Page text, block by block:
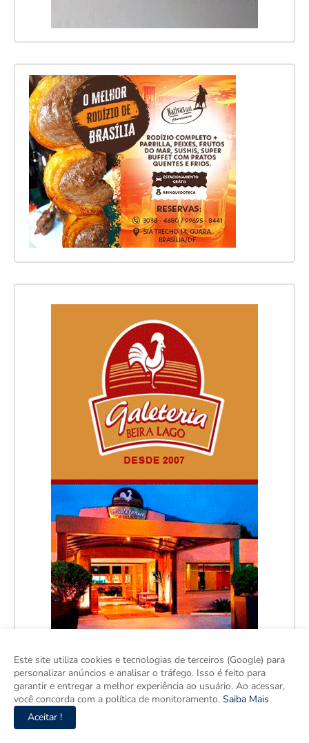
Este site utiliza cookies e tecnologias de terceiros (Google) para
personalizar anúncios e analisar o tráfego. Isso é feito para
garantir e entregar a melhor experiência ao usuário. Ao acessar,
você concorda com a política de monitoramento. Saiba Mais
Aceitar !